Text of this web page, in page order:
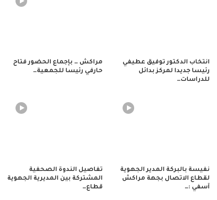
انتخاب الدكتور توفيق عطيفي
رئيسا جديدا لمركز بدائل
للدراسات…
مراكش … بإجماع الحضور فتاح
حارفي رئيسا للجمعية…
نفيسة بالبركة المدير الجهوية
لقطاع الاتصال بجهة مراكش
آسفي :…
تفاصيل الندوة الصحفية
المشتركة بين المديرية الجهوية
قطاع…